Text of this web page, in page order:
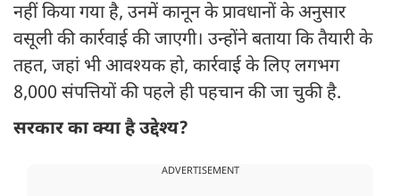
नहीं किया गया है, उनमें कानून के प्रावधानों के अनुसार
वसूली की कार्रवाई की जाएगी। उन्होंने बताया कि तैयारी के
तहत, जहां भी आवश्यक हो, कार्रवाई के लिए लगभग
8,000 संपत्तियों की पहले ही पहचान की जा चुकी है.
सरकार का क्या है उद्देश्य?
ADVERTISEMENT